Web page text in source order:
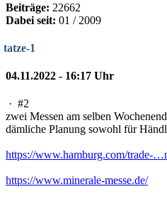
Beiträge: 22662
Dabei seit: 01 / 2009
tatze-1
04.11.2022 - 16:17 Uhr
· #2
zwei Messen am selben
dämliche Planung sowohl für
https://www.hamburg.com/trade-
https://www.minerale-messe.de/